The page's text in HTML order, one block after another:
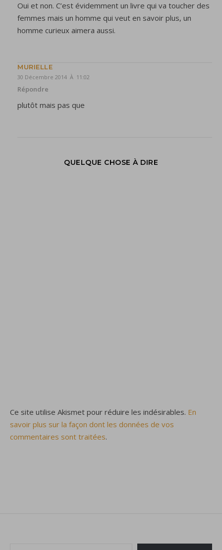
Oui et non. C’est évidemment un livre qui va toucher des
femmes mais un homme qui veut en savoir plus, un
homme curieux aimera aussi.
MURIELLE
30 Décembre 2014 À 11:02
Répondre
plutôt mais pas que
QUELQUE CHOSE À DIRE
Ce site utilise Akismet pour réduire les indésirables. En
savoir plus sur la façon dont les données de vos
commentaires sont traitées.